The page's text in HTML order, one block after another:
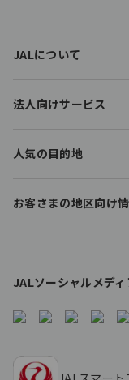
o
e
i
s
JALについて
法人向けサービス
人気の目的地
お客さまの地区向け
JALソーシャルメディ